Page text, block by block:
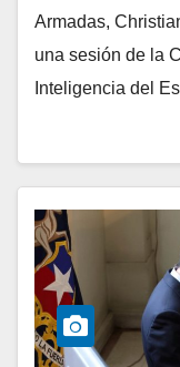
Armadas,
una sesión de la
Inteligencia del